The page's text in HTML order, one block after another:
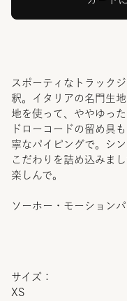
スポーティなトラック
釈。イタリアの名門生
地を使って、ややゆっ
ドローコードの留め具
寧なパイピングで。シ
こだわりを詰め込みま
楽しんで。
ソーホー・モーション
サイズ：
XS